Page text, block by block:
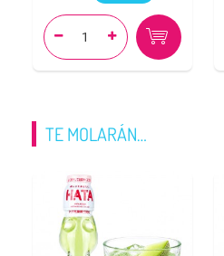
 
TE MOLARÁN…